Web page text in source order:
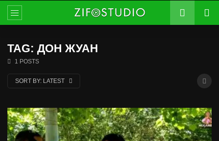
TAG: ДОН ЖУАН
1 POSTS
SORT BY: LATEST